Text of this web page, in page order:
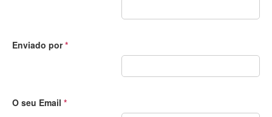
Enviado por*
O seu Email *